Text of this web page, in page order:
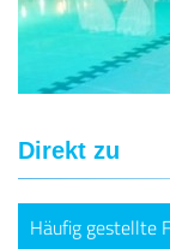
Direkt zu
Häufig gestellte